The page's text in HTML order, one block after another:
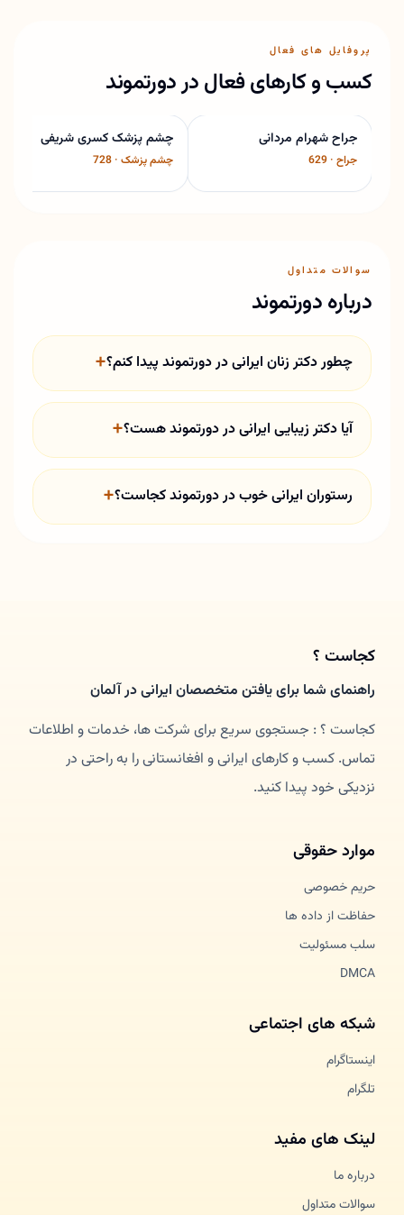
پروفایل های فعال
کسب و کارهای فعال در دورتموند
جراح شهرام مردانی
جراح · 629
چشم پزشک کسری شریفی
چشم پزشک · 728
سوالات متداول
درباره دورتموند
چطور دکتر زنان ایرانی در دورتموند پیدا کنم؟
آیا دکتر زیبایی ایرانی در دورتموند هست؟
رستوران ایرانی خوب در دورتموند کجاست؟
کجاست ؟
راهنمای شما برای یافتن متخصصان ایرانی در آلمان
کجاست ؟ : جستجوی سریع برای شرکت ها، خدمات و اطلاعات
تماس. کسب و کارهای ایرانی و افغانستانی را به راحتی در
نزدیکی خود پیدا کنید.
موارد حقوقی
حریم خصوصی
حفاظت از داده ها
سلب مسئولیت
DMCA
شبکه های اجتماعی
اینستاگرام
تلگرام
لینک های مفید
درباره ما
سوالات متداول